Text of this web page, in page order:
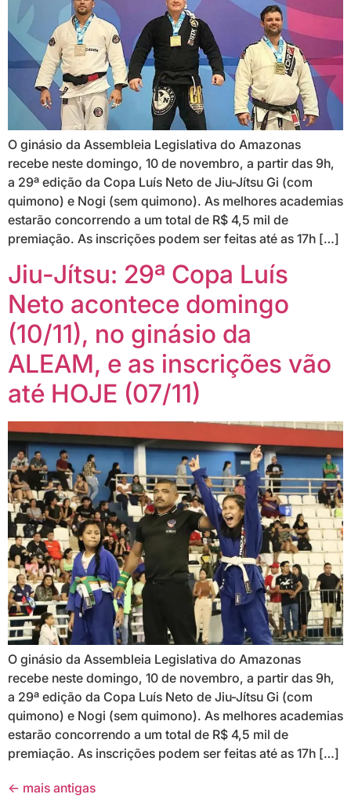
O ginásio da Assembleia Legislativa do Amazonas
recebe neste domingo, 10 de novembro, a partir das 9h,
a 29ª edição da Copa Luís Neto de Jiu-Jítsu Gi (com
quimono) e Nogi (sem quimono). As melhores academias
estarão concorrendo a um total de R$ 4,5 mil de
premiação. As inscrições podem ser feitas até as 17h […]
Jiu-Jítsu: 29ª Copa Luís
Neto acontece domingo
(10/11), no ginásio da
ALEAM, e as inscrições vão
até HOJE (07/11)
O ginásio da Assembleia Legislativa do Amazonas
recebe neste domingo, 10 de novembro, a partir das 9h,
a 29ª edição da Copa Luís Neto de Jiu-Jítsu Gi (com
quimono) e Nogi (sem quimono). As melhores academias
estarão concorrendo a um total de R$ 4,5 mil de
premiação. As inscrições podem ser feitas até as 17h […]
← mais antigas